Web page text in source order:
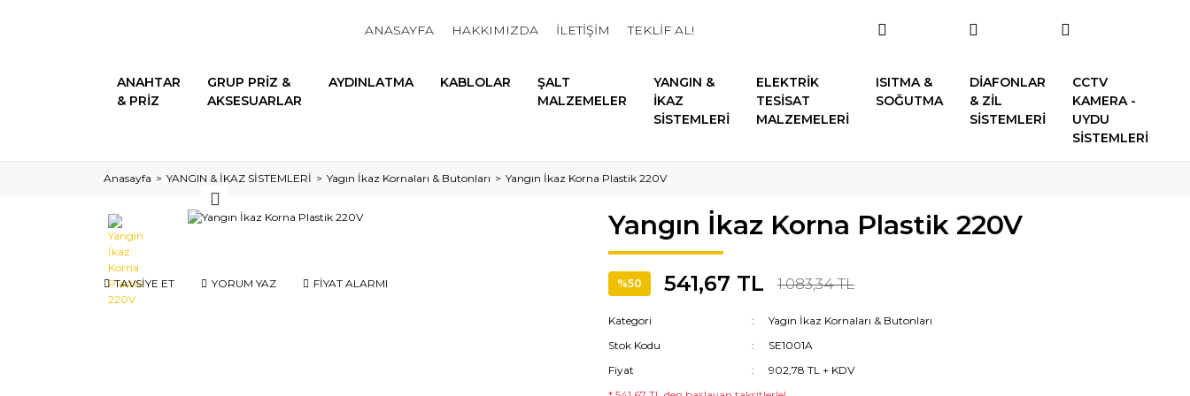
ANASAYFA HAKKIMIZDA İLETİŞİM TEKLİF AL!
ANAHTAR
& PRİZ
GRUP PRİZ &
AKSESUARLAR
AYDINLATMA KABLOLAR
ŞALT
MALZEMELER
YANGIN &
İKAZ
SİSTEMLERİ
ELEKTRİK
TESİSAT
MALZEMELERİ
ISITMA &
SOĞUTMA
DİAFONLAR
& ZİL
SİSTEMLERİ
CCTV
KAMERA -
UYDU
SİSTEMLERİ
Anasayfa YANGIN & İKAZ SİSTEMLERİ Yagın İkaz Kornaları & Butonları Yangın İkaz Korna Plastik 220V
TAVSİYE ET YORUM YAZ FİYAT ALARMI
Yangın İkaz Korna Plastik 220V
%50 541,67 TL 1.083,34 TL
Kategori
Yagın İkaz Kornaları & Butonları
Stok Kodu
SE1001A
Fiyat
902,78 TL + KDV